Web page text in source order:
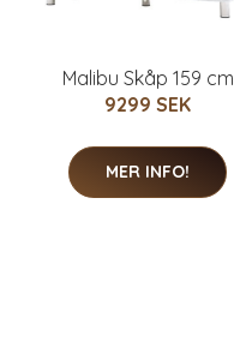
Malibu Skåp 159 cm
9299 SEK
MER INFO!